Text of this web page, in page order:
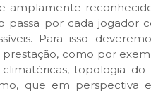
amplamente
passa por cada jogador
Para isso
como por
topologia
que em perspectiva